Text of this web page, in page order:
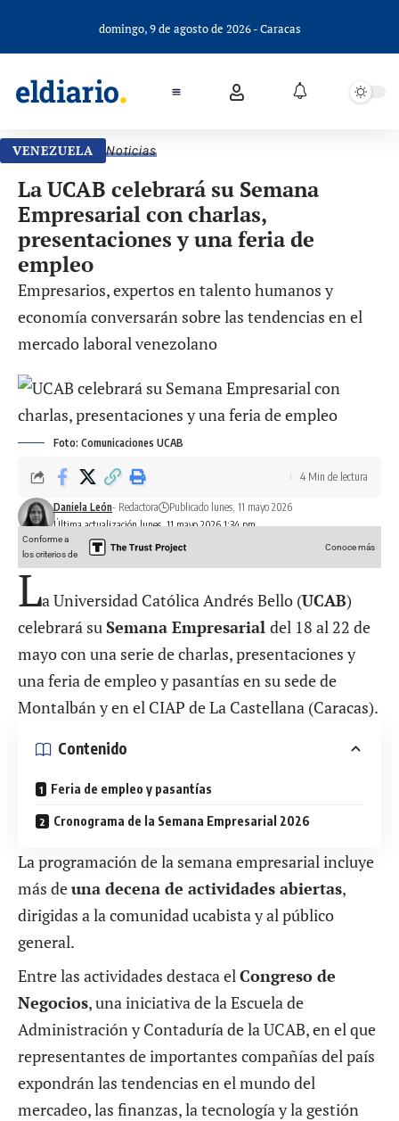
domingo, 9 de agosto de 2026 - Caracas
VENEZUELA Noticias
La UCAB celebrará su Semana
Empresarial con charlas,
presentaciones y una feria de
empleo
Empresarios, expertos en talento humanos y
economía conversarán sobre las tendencias en el
mercado laboral venezolano
Foto: Comunicaciones UCAB
Última actualización lunes, 11 mayo 2026 1:34 pm
Daniela León- Redactora Publicado lunes, 11 mayo 2026
4 Min de lectura
Conforme a
los criterios de
Conoce más
La Universidad Católica Andrés Bello (UCAB)
celebrará su Semana Empresarial del 18 al 22 de
mayo con una serie de charlas, presentaciones y
una feria de empleo y pasantías en su sede de
Montalbán y en el CIAP de La Castellana (Caracas).
Contenido
Feria de empleo y pasantías
Cronograma de la Semana Empresarial 2026
La programación de la semana empresarial incluye
más deuna decena de actividades abiertas,
dirigidas a la comunidad ucabista y al público
general.
Entre las actividades destaca el Congreso de
Negocios, una iniciativa de la Escuela de
Administración y Contaduría de la UCAB, en el que
representantes de importantes compañías del país
expondrán las tendencias en el mundo del
mercadeo, las finanzas, la tecnología y la gestión